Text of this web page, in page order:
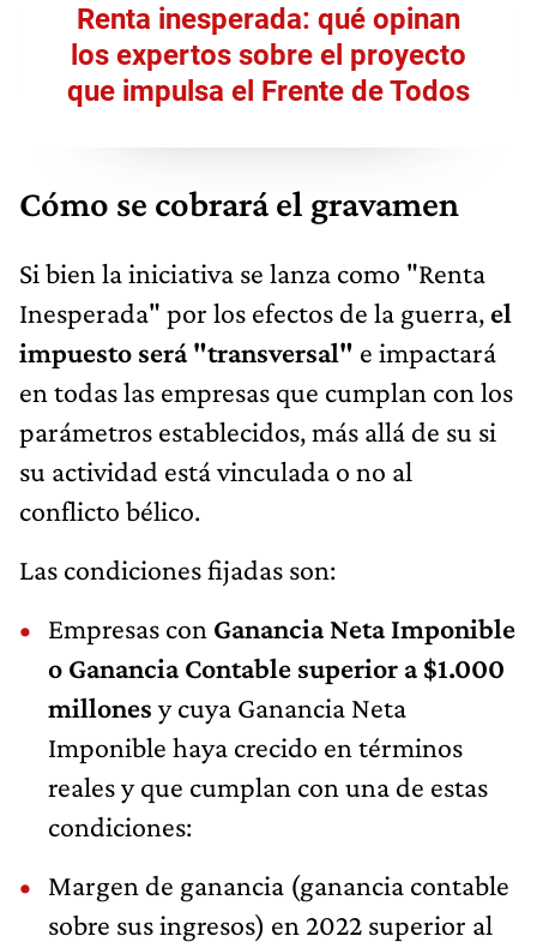
Renta inesperada: qué opinan
los expertos sobre el proyecto
que impulsa el Frente de Todos
Cómo se cobrará el gravamen
Si bien la iniciativa se lanza como "Renta
Inesperada" por los efectos de la guerra, el
impuesto será "transversal" e impactará
en todas las empresas que cumplan con los
parámetros establecidos, más allá de su si
su actividad está vinculada o no al
conflicto bélico.
Las condiciones fijadas son:
Empresas con Ganancia Neta Imponible
o Ganancia Contable superior a $1.000
millones y cuya Ganancia Neta
Imponible haya crecido en términos
reales y que cumplan con una de estas
condiciones:
Margen de ganancia (ganancia contable
sobre sus ingresos) en 2022 superior al